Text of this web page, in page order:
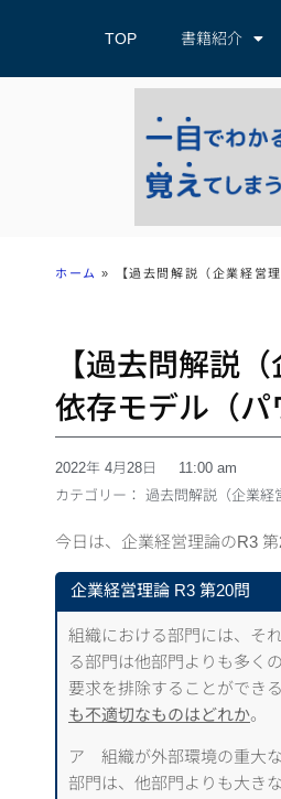
TOP 書籍紹介
ホーム » 【過去問解説（企業経営
【過去問解説
依存モデル（パ
2022年 4月28日
11:00 am
カテゴリー： 過去問解説（企業経
今日は、企業経営理論のR3
企業経営理論 R3 第20問
組織における部門には、そ
る部門は他部門よりも多く
要求を排除することができ
も不適切なものはどれか。
ア 組織が外部環境の重大
部門は、他部門よりも大き